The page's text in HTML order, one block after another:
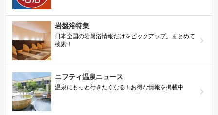
岩盤浴特集
日本全国の岩盤浴情報だけをピックアップ。まとめて
検索！
ニフティ温泉ニュース
温泉にもっと行きたくなる！お得な情報を掲載中